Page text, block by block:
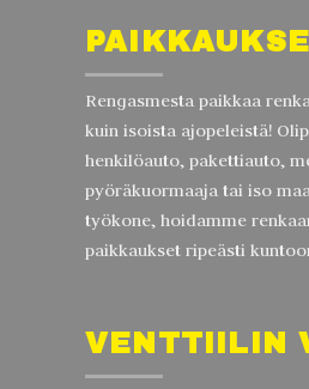
Rengasmesta paikkaa
kuin isoista ajopeleistä!
henkilöauto, pakettiauto,
pyöräkuormaaja tai iso
työkone, hoidamme
paikkaukset ripeästi
VENTTIILIN